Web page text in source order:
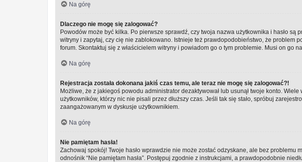
Na górę
Dlaczego nie mogę się zalogować?
Powodów może być kilka. Po pierwsze sprawdź, czy twoja nazwa użytkownika i hasło są
witryny i zapytaj, czy cię nie zablokowano. Istnieje też prawdopodobieństwo, że problem
forum. Skontaktuj się z właścicielem witryny i powiadom go o tym problemie. Musi on go
Na górę
Rejestracja została dokonana jakiś czas temu, ale teraz nie mogę się zalogować?!
Możliwe, że z jakiegoś powodu administrator dezaktywował lub usunął twoje konto.
użytkowników, którzy nic nie pisali przez dłuższy czas. Jeśli tak się stało, spróbuj
zaangażowanym w dyskusje użytkownikiem.
Na górę
Nie pamiętam hasła!
Zachowaj spokój! Twoje hasło wprawdzie nie może zostać odzyskane, ale bez problemu
odnośnik “Nie pamiętam hasła”. Postępuj zgodnie z instrukcjami, a prawdopodobnie